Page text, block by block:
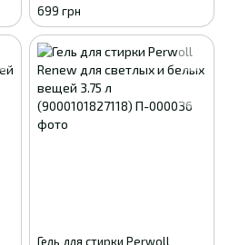
4000 мл (9000101810653)
699 грн
Гель для стирки Perwoll